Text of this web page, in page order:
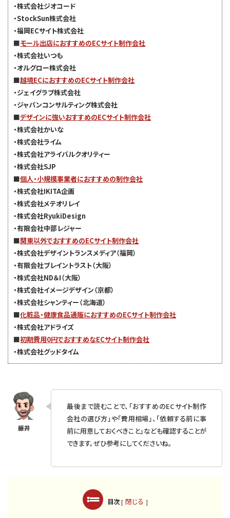
・株式会社ジオコード
・StockSun株式会社
・福岡ECサイト株式会社
■モール出店におすすめのECサイト制作会社
・株式会社いつも
・オルグロー株式会社
■越境ECにおすすめのECサイト制作会社
・ジェイグラブ株式会社
・ジャパンコンサルティング株式会社
■デザインに強いおすすめのECサイト制作会社
・株式会社かいな
・株式会社ライム
・株式会社アライバルクオリティー
・株式会社SJP
■個人・小規模事業者におすすめの制作会社
・株式会社IKITA企画
・株式会社メテオリレイ
・株式会社RyukiDesign
・有限会社中部レジャー
■関東以外でおすすめのECサイト制作会社
・株式会社デザイントランスメディア（福岡）
・有限会社ブレイントラスト（大阪）
・株式会社ND＆I（大阪）
・株式会社イメージデザイン（京都）
・株式会社シャンティー（北海道）
■化粧品・健康食品通販におすすめのECサイト制作会社
・株式会社アドライズ
■初期費用0円でおすすめなECサイト制作会社
・株式会社グッドタイム
最後まで読むことで、「おすすめのECサイト制作
会社の選び方」や「費用相場」、「依頼する前に事
前に用意しておくべきこと」なども確認することが
できます。ぜひ参考にしてくださいね。
目次 [ 閉じる ]